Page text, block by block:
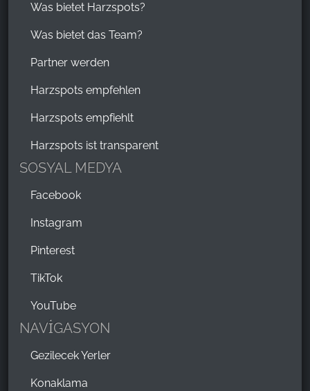
Was bietet Harzspots?
Was bietet das Team?
Partner werden
Harzspots empfehlen
Harzspots empfiehlt
Harzspots ist transparent
SOSYAL MEDYA
Facebook
Instagram
Pinterest
TikTok
YouTube
NAVİGASYON
Gezilecek Yerler
Konaklama